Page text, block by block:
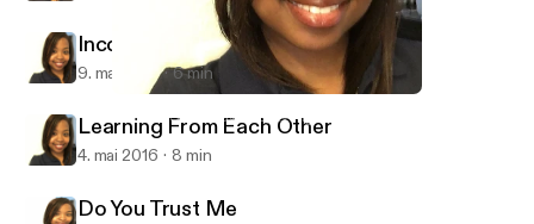
Alaina J Snow Hawkins, Evangelist/ Prophetess
Incorporated
9. mai 2016 6 min
Learning From Each Other
4. mai 2016 8 min
Do You Trust Me